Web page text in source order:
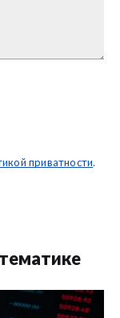
приватности.